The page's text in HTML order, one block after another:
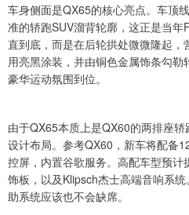
车身侧面是QX65的核心亮点。车顶
准的轿跑SUV溜背轮廓，这正是当
直到底，而是在后轮拱处微微隆起
用亮黑涂装，并由铜色金属饰条勾勒
豪华运动氛围到位。
由于QX65本质上是QX60的两排座
设计布局。参考QX60，新车将配备
控屏，内置谷歌服务。高配车型预
饰板，以及Klipsch杰士高端音响系
助系统应该也不会缺席。